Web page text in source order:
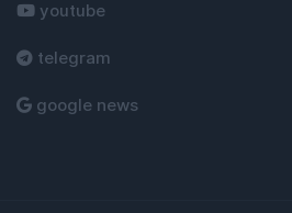
youtube
telegram
google news